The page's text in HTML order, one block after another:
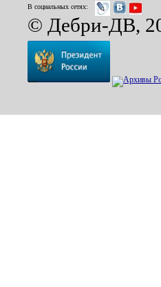
В социальных сетях:
© Дебри-ДВ,